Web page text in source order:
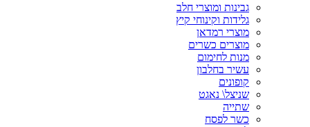
גבינות ומוצרי חלב
גלידות וקינוחי קיץ
מוצרי רמדאן
מוצרים כשרים
מנות לחימום
עשיר בחלבון
קופונים
שניצל\ נאגט
שתייה
כשר לפסח